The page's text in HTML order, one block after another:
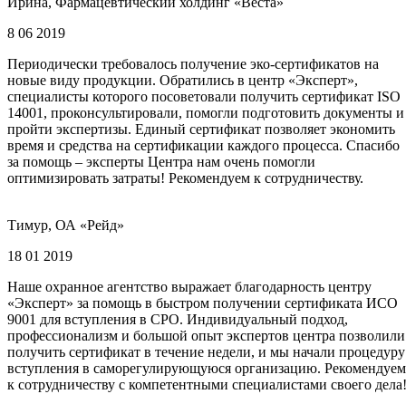
8 06 2019
Периодически требовалось получение эко-сертификатов на
новые виду продукции. Обратились в центр «Эксперт»,
специалисты которого посоветовали получить сертификат ISO
14001, проконсультировали, помогли подготовить документы и
пройти экспертизы. Единый сертификат позволяет экономить
время и средства на сертификации каждого процесса. Спасибо
за помощь – эксперты Центра нам очень помогли
оптимизировать затраты! Рекомендуем к сотрудничеству.
Тимур, ОА «Рейд»
18 01 2019
Наше охранное агентство выражает благодарность центру
«Эксперт» за помощь в быстром получении сертификата ИСО
9001 для вступления в СРО. Индивидуальный подход,
профессионализм и большой опыт экспертов центра позволили
получить сертификат в течение недели, и мы начали процедуру
вступления в саморегулирующуюся организацию. Рекомендуем
к сотрудничеству с компетентными специалистами своего дела!